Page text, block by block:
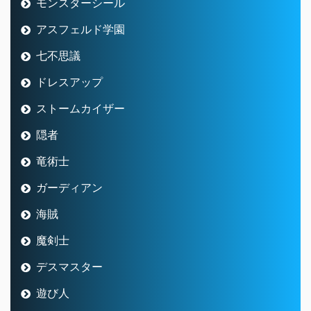
竜術士
ガーディアン
海賊
魔剣士
デスマスター
遊び人
天地雷鳴士
占い師
調理
防具鍛冶
釣り
冒険譚